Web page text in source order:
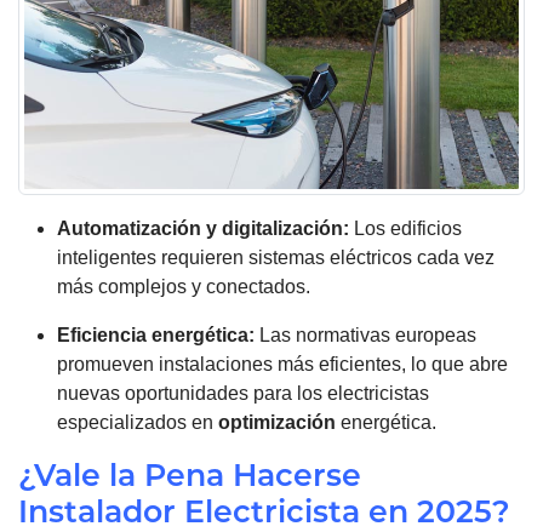
Automatización y digitalización: Los edificios
inteligentes requieren sistemas eléctricos cada vez
más complejos y conectados.
Eficiencia energética: Las normativas europeas
promueven instalaciones más eficientes, lo que abre
nuevas oportunidades para los electricistas
especializados en optimización energética.
¿Vale la Pena Hacerse
Instalador Electricista en 2025?